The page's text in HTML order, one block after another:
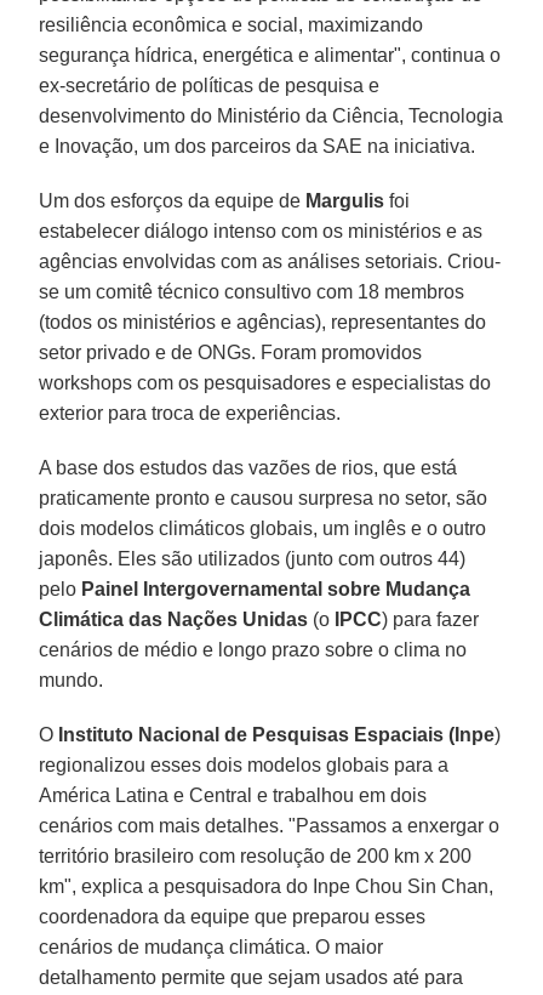
resiliência econômica e social, maximizando
segurança hídrica, energética e alimentar", continua o
ex-secretário de políticas de pesquisa e
desenvolvimento do Ministério da Ciência, Tecnologia
e Inovação, um dos parceiros da SAE na iniciativa.
Um dos esforços da equipe de Margulis foi
estabelecer diálogo intenso com os ministérios e as
agências envolvidas com as análises setoriais. Criou-
se um comitê técnico consultivo com 18 membros
(todos os ministérios e agências), representantes do
setor privado e de ONGs. Foram promovidos
workshops com os pesquisadores e especialistas do
exterior para troca de experiências.
A base dos estudos das vazões de rios, que está
praticamente pronto e causou surpresa no setor, são
dois modelos climáticos globais, um inglês e o outro
japonês. Eles são utilizados (junto com outros 44)
pelo Painel Intergovernamental sobre Mudança
Climática das Nações Unidas (o IPCC) para fazer
cenários de médio e longo prazo sobre o clima no
mundo.
O Instituto Nacional de Pesquisas Espaciais (Inpe)
regionalizou esses dois modelos globais para a
América Latina e Central e trabalhou em dois
cenários com mais detalhes. "Passamos a enxergar o
território brasileiro com resolução de 200 km x 200
km", explica a pesquisadora do Inpe Chou Sin Chan,
coordenadora da equipe que preparou esses
cenários de mudança climática. O maior
detalhamento permite que sejam usados até para